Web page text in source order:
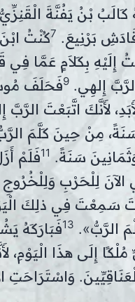
بْنُ يَفُنَّةَ
بَرْنِيعَ. 7كُنْتُ
بِكَلاَمٍ عَمَّا فِي
إِلهِي.9فَحَلَفَ
لأَنَّكَ اتَّبَعْتَ الرَّبَّ
مِنْ حِينَ كَلَّمَ
سَنَةً. 11فَلَمْ
لِلْحَرْبِ
سَمِعْتَ فِي ذلِكَ
الرَّبُّ». 13فَبَارَكَهُ
إِلَى هذَا الْيَوْمِ،